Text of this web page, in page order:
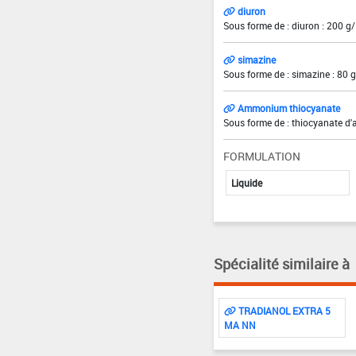
diuron
Sous forme de : diuron : 200 g/
simazine
Sous forme de : simazine : 80
Ammonium thiocyanate
Sous forme de : thiocyanate
FORMULATION
Liquide
Spécialité similaire à
TRADIANOL EXTRA 5
MA NN